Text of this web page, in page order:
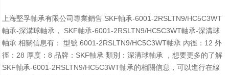
上海堅孚軸承有限公司專業銷售 SKF軸承-6001-2RSLTN9/HC5C3WT
軸承-深溝球軸承， SKF軸承-6001-2RSLTN9/HC5C3WT軸承-深溝球
軸承 相關信息有： 型號 6001-2RSLTN9/HC5C3WT軸承 內徑：12 外
徑：28 厚度：8 品牌：SKF軸承 類別：深溝球軸承 ，想要更多的了解
SKF軸承-6001-2RSLTN9/HC5C3WT軸承的相關信息，可以進行在線